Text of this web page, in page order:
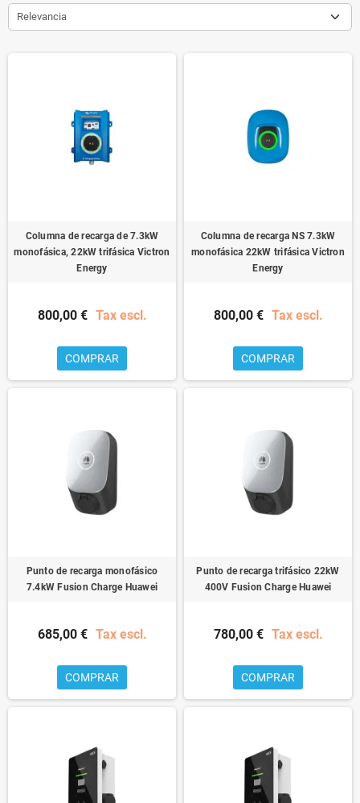
fiables y tecnológicamente avanzados.
Relevancia
Columna de recarga de 7.3kW
monofásica, 22kW trifásica Victron
Energy
800,00 € Tax escl.
COMPRAR
Columna de recarga NS 7.3kW
monofásica 22kW trifásica Victron
Energy
800,00 € Tax escl.
COMPRAR
Punto de recarga monofásico
7.4kW Fusion Charge Huawei
685,00 € Tax escl.
COMPRAR
Punto de recarga trifásico 22kW
400V Fusion Charge Huawei
780,00 € Tax escl.
COMPRAR